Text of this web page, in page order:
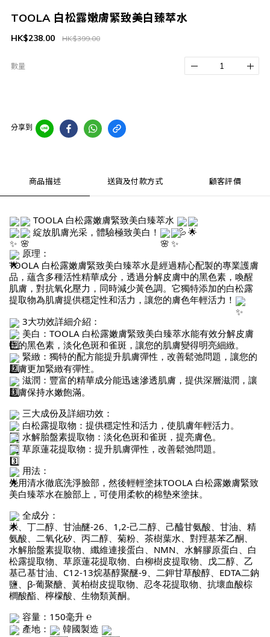
TOOLA 白松露嫩膚緊致美白臻萃水
HK$399.00
HK$238.00
數量
分享到
商品描述 送貨及付款方式 顧客評價
TOOLA 白松露嫩膚緊致美白臻萃水
綻放肌膚光采，體驗極致美白！
原理：
TOOLA 白松露嫩膚緊致美白臻萃水是經過精心配製的專業護膚
品，蘊含多種活性精華成分，透過分解皮膚中的黑色素，喚醒
肌膚，對抗氧化壓力，同時減少黃色調。它獨特添加的白松露
提取物為肌膚提供穩定性和活力，讓您的膚色年輕活力！
3大功效詳細介紹：
美白：TOOLA 白松露嫩膚緊致美白臻萃水能有效分解皮膚
中的黑色素，淡化色斑和雀斑，讓您的肌膚變得明亮細緻。
緊緻：獨特的配方能提升肌膚彈性，改善鬆弛問題，讓您的
肌膚更加緊緻有彈性。
滋潤：豐富的精華成分能迅速滲透肌膚，提供深層滋潤，讓
肌膚保持水嫩飽滿。
三大成份及詳細功效：
白松露提取物：提供穩定性和活力，使肌膚年輕活力。
水解胎盤素提取物：淡化色斑和雀斑，提亮膚色。
草原蓮花提取物：提升肌膚彈性，改善鬆弛問題。
用法：
先用清水徹底洗淨臉部，然後輕輕塗抹TOOLA 白松露嫩膚緊致
美白臻萃水在臉部上，可使用柔軟的棉墊來塗抹。
全成分：
水、丁二醇、甘油醚-26、1,2-己二醇、己醯甘氨酸、甘油、精
氨酸、二氧化矽、丙二醇、菊粉、茶樹葉水、對羥基苯乙酮、
水解胎盤素提取物、纖維連接蛋白、NMN、水解膠原蛋白、白
松露提取物、草原蓮花提取物、白柳樹皮提取物、戊二醇、乙
基己基甘油、C12-13烷基醇聚醚-9、二鉀甘草酸醇、EDTA二鈉
鹽、β-葡聚醣、黃柏樹皮提取物、忍冬花提取物、抗壞血酸棕
櫚酸酯、檸檬酸、生物類黃酮。
容量：150毫升 ℮
產地：
韓國製造